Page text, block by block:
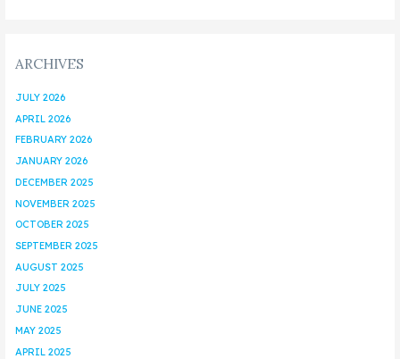
ARCHIVES
JULY 2026
APRIL 2026
FEBRUARY 2026
JANUARY 2026
DECEMBER 2025
NOVEMBER 2025
OCTOBER 2025
SEPTEMBER 2025
AUGUST 2025
JULY 2025
JUNE 2025
MAY 2025
APRIL 2025